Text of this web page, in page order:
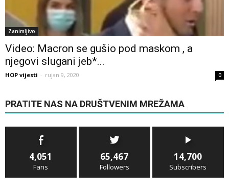
Zanimljivo
Video: Macron se gušio pod maskom , a
njegovi slugani jeb*...
HOP vijesti - rujan 9, 2020 0
PRATITE NAS NA DRUŠTVENIM MREŽAMA
4,051
Fans
65,467
Followers
14,700
Subscribers